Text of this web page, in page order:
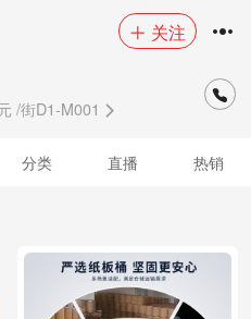
关注
/街D1-M001
分类 直播 热销